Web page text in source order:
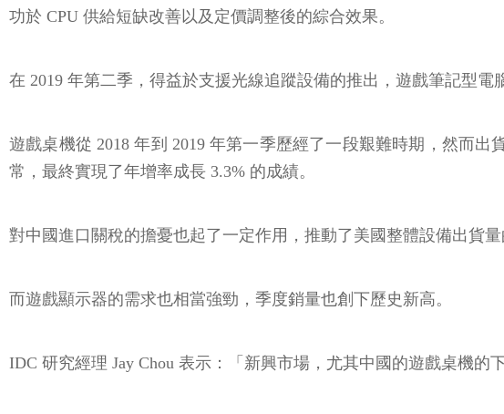
功於 CPU 供給短缺改善以及定價調整後的綜合效果。
在 2019 年第二季，得益於支援光線追蹤設備的推出，遊戲筆記型電
遊戲桌機從 2018 年到 2019 年第一季歷經了一段艱難時期，然而
常，最終實現了年增率成長 3.3% 的成績。
對中國進口關稅的擔憂也起了一定作用，推動了美國整體設備出貨量
而遊戲顯示器的需求也相當強勁，季度銷量也創下歷史新高。
IDC 研究經理 Jay Chou 表示：「新興市場，尤其中國的遊戲桌機